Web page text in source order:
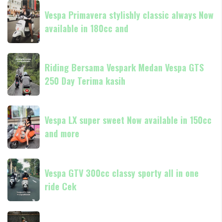
hadir
di
dealer
Piaggio
Vespa
Primavera
stylishly
classic
always
Now
available
in
and
Vespa Primavera stylishly classic always Now
available in 180cc and
Riding
Bersama
Vespark
Medan
Vespa
GTS
250
Day
kasih
Riding Bersama Vespark Medan Vespa GTS
250 Day Terima kasih
Vespa
LX
super
sweet
Now
available
in
150cc
more
Vespa LX super sweet Now available in 150cc
and more
Vespa
GTV
300cc
classy
sporty
Vespa GTV 300cc classy sporty all in one
ride Cek
Vespa